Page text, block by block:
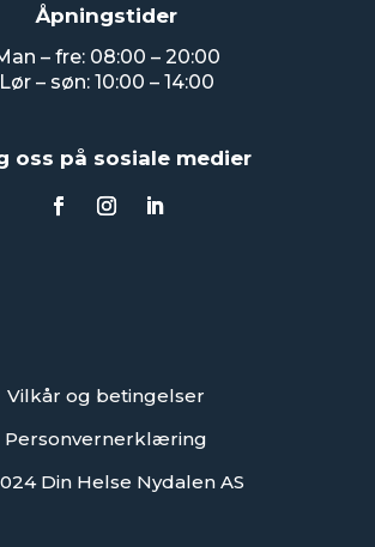
Åpningstider
– fre: 08:00 – 20:00
Lør – søn: 10:00 – 14:00
oss på sosiale medier
Vilkår og betingelser
Personvernerklæring
Din Helse Nydalen AS